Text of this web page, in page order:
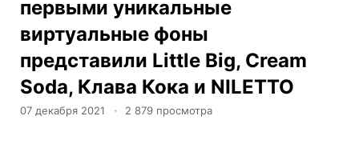
первыми уникальные
виртуальные фоны
представили Little Big, Cream
Soda, Клава Кока и NILETTO
07 декабря 2021 2 879 просмотра